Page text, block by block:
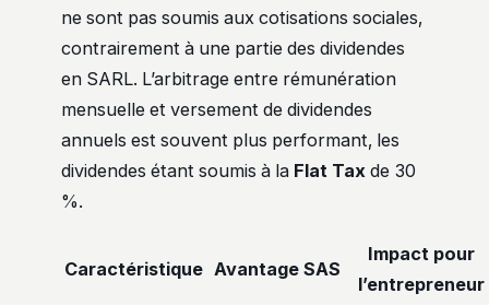
ne sont pas soumis aux cotisations sociales,
contrairement à une partie des dividendes
en SARL. L’arbitrage entre rémunération
mensuelle et versement de dividendes
annuels est souvent plus performant, les
dividendes étant soumis à la Flat Tax de 30
%.
Caractéristique Avantage SAS
Impact pour
l’entrepreneur